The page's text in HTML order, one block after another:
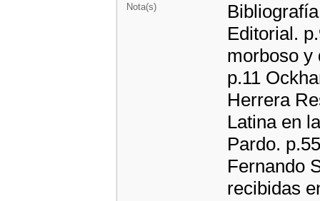
Nota(s)
Editorial.
morboso y
p.11
Herrera
Latina en
Pardo.
Fernando
recibidas